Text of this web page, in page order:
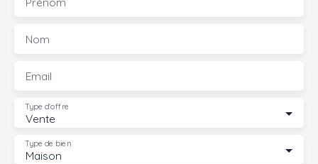
Nom
Email
Vente
Type d'offre
Maison
Type de bien